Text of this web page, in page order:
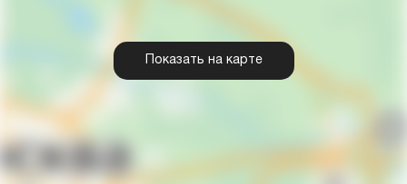
Показать на карте